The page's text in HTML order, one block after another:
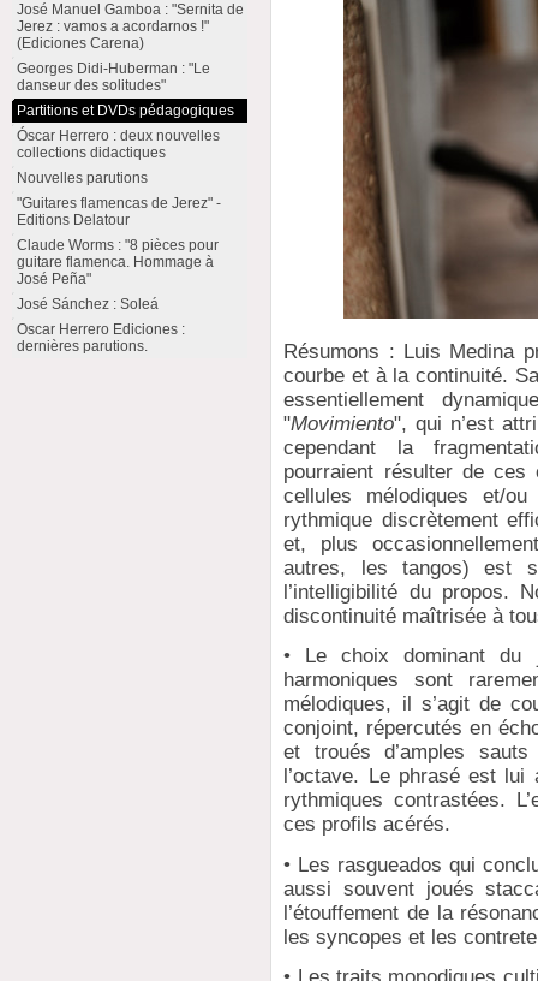
Résumons : Luis Medina
courbe et à la continuité.
essentiellement
"Movimiento", qui n’est
cependant la
pourraient résulter de
cellules mélodiques et/
rythmique discrètement
et, plus
autres, les tangos) est
l’intelligibilité du propos.
discontinuité maîtrisée à
• Le choix dominant du
harmoniques sont
mélodiques, il s’agit de
conjoint, répercutés en
et troués d’amples sauts
l’octave. Le phrasé est
rythmiques contrastées.
ces profils acérés.
• Les rasgueados qui
aussi souvent joués
l’étouffement de la
les syncopes et les
José Manuel Gamboa : "Sernita de
Jerez : vamos a acordarnos !"
(Ediciones Carena)
Georges Didi-Huberman : "Le
danseur des solitudes"
Partitions et DVDs pédagogiques
Óscar Herrero : deux nouvelles
collections didactiques
Nouvelles parutions
"Guitares flamencas de Jerez" -
Editions Delatour
Claude Worms : "8 pièces pour
guitare flamenca. Hommage à
José Peña"
José Sánchez : Soleá
Oscar Herrero Ediciones :
dernières parutions.